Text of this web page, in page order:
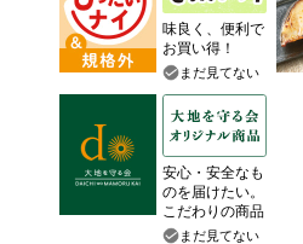
味良く、便利で
お買い得！
まだ見てない
安心・安全なも
のを届けたい。
こだわりの商品
まだ見てない